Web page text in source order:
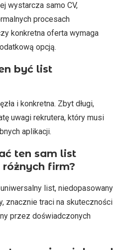
wystarcza samo CV,
procesach
konkretna oferta wymaga
opcją.
być list
i konkretna. Zbyt długi,
uwagi rekrutera, który musi
aplikacji.
ten sam list
firm?
list, niedopasowany
znacznie traci na skuteczności
przez doświadczonych